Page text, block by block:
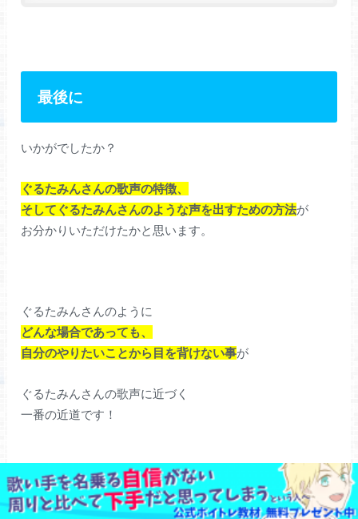
最後に
いかがでしたか？
ぐるたみんさんの歌声の特徴、
そしてぐるたみんさんのような声を出すための方法が
お分かりいただけたかと思います。
ぐるたみんさんのように
どんな場合であっても、
自分のやりたいことから目を背けない事が
ぐるたみんさんの歌声に近づく
一番の近道です！